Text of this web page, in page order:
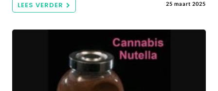
LEES VERDER 25 maart 2025